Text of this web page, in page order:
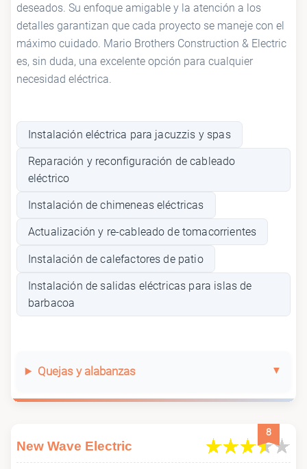
deseados. Su enfoque amigable y la atención a los
detalles garantizan que cada proyecto se maneje con el
máximo cuidado. Mario Brothers Construction & Electric
es, sin duda, una excelente opción para cualquier
necesidad eléctrica.
Instalación eléctrica para jacuzzis y spas
Reparación y reconfiguración de cableado
eléctrico
Instalación de chimeneas eléctricas
Actualización y re-cableado de tomacorrientes
Instalación de calefactores de patio
Instalación de salidas eléctricas para islas de
barbacoa
Quejas y alabanzas
8
New Wave Electric